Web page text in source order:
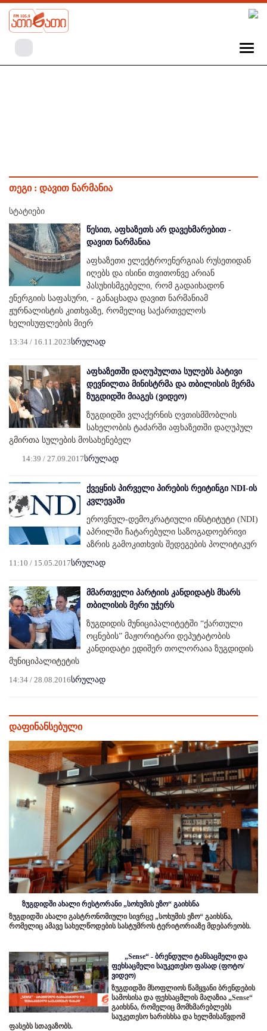
თეგი : დავით ნარმანია
სტატიები
წესით, აფხაზეთს არ დავეხმარებით -
დავით ნარმანია
აფხაზეთი ელექტროენერგიას რუსეთიდან
იღებს და ისინი თვითონვე არიან
პასუხისმგებელი, რომ გადაიხადონ
ენერგიის საფასური, - განაცხადა დავით ნარმანიამ
ჟურნალისტის კითხვაზე, რომელიც საქართველოს
ხელისუფლების მიერ
13:34 / 16.11.2023სრულად
აფხაზეთში დაღუპულთა სულებს პატივი
დევნილთა მინისტრმა და თბილისის მერმა
ზუგდიდში მიაგეს (ვიდეო)
ზუგდიდში ვლაქერნის ღვთისმშობლის
სახელობის ტაძარში აფხაზეთში დაღუპულ
გმირთა სულების მოსახენებელ
14:39 / 27.09.2017სრულად
ქვეყნის პირველი პირების რეიტინგი NDI-ის
კვლევაში
ეროვნულ-დემოკრატიული ინსტიტუტი (NDI)
აპრილში ჩატარებული საზოგადოებრივი
აზრის გამოკითხვის შედეგების პოლიტიკურ
11:10 / 15.05.2017სრულად
მმართველი პარტიის კანდიდატს მხარს
თბილისის მერი უჭერს
ზუგდიდის მუნიციპალიტეტში “ქართული
ოცნების” მაჟორიტარი დეპუტატობის
კანდიდატი ედიშერ თოლორაია ზუგდიდის
მუნიციპალიტეტის
14:34 / 28.08.2016სრულად
დაფინანსებული
ზუგდიდში ახალი რესტორანი „სოხუმის ეზო“ გაიხსნა
ზუგდიდში ახალი გასტრონომიული სივრცე „სოხუმის ეზო“ გაიხსნა,
რომელიც ამავე სახელწოდების სასტუმროს ტერიტორიაზე მდებარეობს.
„Sense“ - ბრენდული ტანსაცმელი და
ფეხსაცმელი საუკეთესო ფასად (ფოტო/
ვიდეო)
ზუგდიდში მსოფლიოს წამყვანი ბრენდების
სამოსისა და ფეხსაცმლის მაღაზია „Sense“
გაიხსნა, რომელიც მომხმარებლებს
საუკეთესო ხარისხსა და ხელმისაწვდომ
ფასებს სთავაზობს.